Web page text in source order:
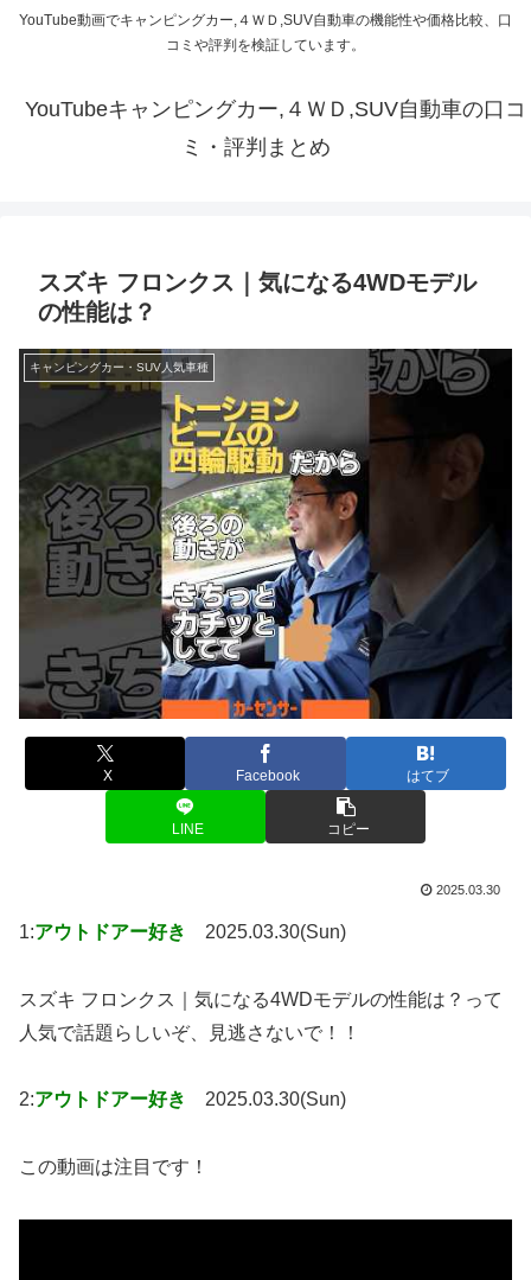
YouTube動画でキャンピングカー,４ＷＤ,SUV自動車の機能性や価格比較、口
コミや評判を検証しています。
YouTubeキャンピングカー,４ＷＤ,SUV自動車の口コ
ミ・評判まとめ
スズキ フロンクス｜気になる4WDモデル
の性能は？
キャンピングカー・SUV人気車種
X Facebook はてブ
LINE コピー
2025.03.30
1:アウトドアー好き 2025.03.30(Sun)
スズキ フロンクス｜気になる4WDモデルの性能は？って
人気で話題らしいぞ、見逃さないで！！
2:アウトドアー好き 2025.03.30(Sun)
この動画は注目です！